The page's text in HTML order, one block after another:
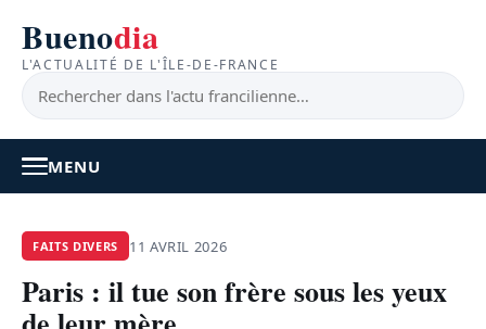
Buenodia
L'ACTUALITÉ DE L'ÎLE-DE-FRANCE
MENU
ACTUALITÉ
FAITS DIVERS 11 AVRIL 2026
Paris : il tue son frère sous les yeux